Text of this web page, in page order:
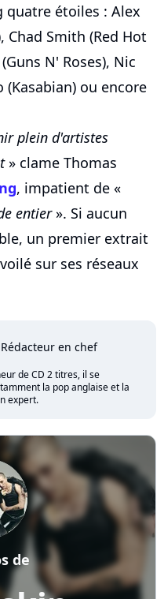
quatre étoiles : Alex
Chad Smith (Red Hot
N' Roses), Nic
(Kasabian) ou encore
plein d'artistes
» clame Thomas
, impatient de «
entier». Si aucun
un premier extrait
sur ses réseaux
Rédacteur en chef
de CD 2 titres, il se
la pop anglaise et la
expert.
de